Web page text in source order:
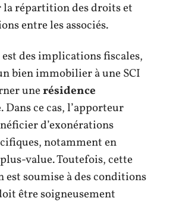
répartition des droits et
entre les associés.
des implications fiscales,
bien immobilier à une SCI
unerésidence
. Dans ce cas, l’apporteur
d’exonérations
notamment en
value. Toutefois, cette
est soumise à des conditions
être soigneusement